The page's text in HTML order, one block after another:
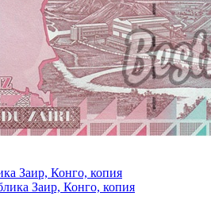
Заир, Конго, копия